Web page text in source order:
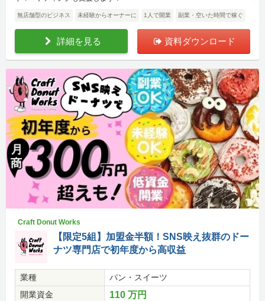
無店舗型のビジネス 未経験からオーナーに 1人で開業 副業・空いた時間で稼ぐ
詳細を見る 資料ダウンロード
Craft Donut Works
【限定5組】加盟金半額！SNS映え抜群のドー
ナツ専門店で初年度から高収益
業種
パン・スイーツ
開業資金
110 万円